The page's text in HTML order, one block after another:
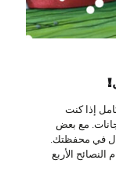
كامل إذا كنت
مع بعض
في محفظتك.
الأربع